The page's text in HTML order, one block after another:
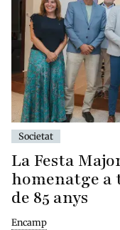
Societat
La Festa
homenatge a
de 85 anys
Encamp